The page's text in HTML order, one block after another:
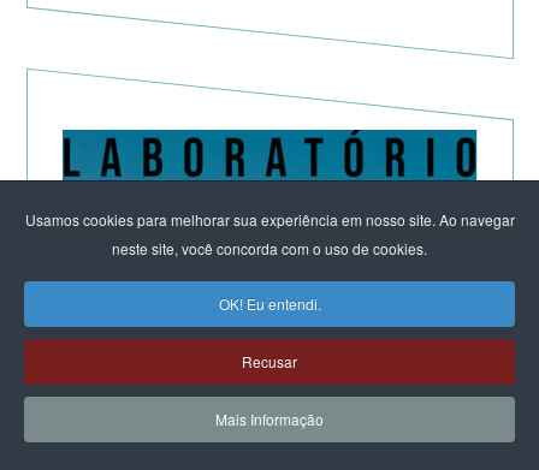
Usamos cookies para melhorar sua experiência em nosso site. Ao navegar
neste site, você concorda com o uso de cookies.
OK! Eu entendi.
Recusar
Mais Informação